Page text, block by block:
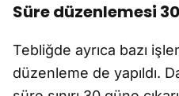
Süre düzenlemesi
Tebliğde ayrıca bazı
düzenleme de yapıldı.